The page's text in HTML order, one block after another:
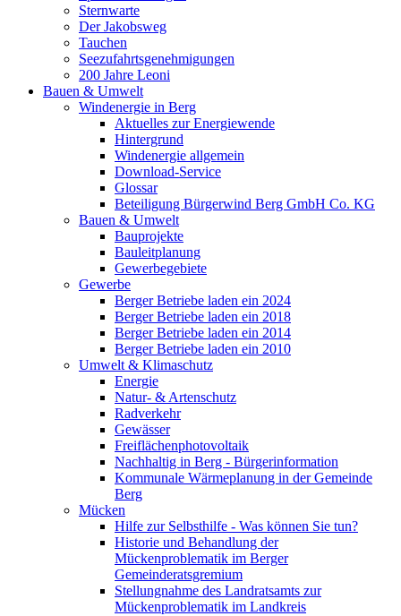
Sternwarte
Der Jakobsweg
Tauchen
Seezufahrtsgenehmigungen
200 Jahre Leoni
Bauen & Umwelt
Windenergie in Berg
Aktuelles zur Energiewende
Hintergrund
Windenergie allgemein
Download-Service
Glossar
Beteiligung Bürgerwind Berg GmbH Co. KG
Bauen & Umwelt
Bauprojekte
Bauleitplanung
Gewerbegebiete
Gewerbe
Berger Betriebe laden ein 2024
Berger Betriebe laden ein 2018
Berger Betriebe laden ein 2014
Berger Betriebe laden ein 2010
Umwelt & Klimaschutz
Energie
Natur- & Artenschutz
Radverkehr
Gewässer
Freiflächenphotovoltaik
Nachhaltig in Berg - Bürgerinformation
Kommunale Wärmeplanung in der Gemeinde
Berg
Mücken
Hilfe zur Selbsthilfe - Was können Sie tun?
Historie und Behandlung der
Mückenproblematik im Berger
Gemeinderatsgremium
Stellungnahme des Landratsamts zur
Mückenproblematik im Landkreis